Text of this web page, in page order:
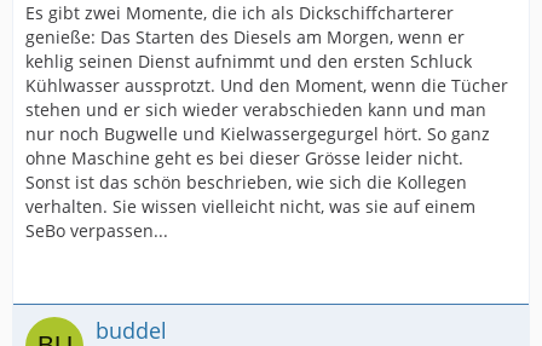
Es gibt zwei Momente, die ich als Dickschiffcharterer
genieße: Das Starten des Diesels am Morgen, wenn er
kehlig seinen Dienst aufnimmt und den ersten Schluck
Kühlwasser aussprotzt. Und den Moment, wenn die Tücher
stehen und er sich wieder verabschieden kann und man
nur noch Bugwelle und Kielwassergegurgel hört. So ganz
ohne Maschine geht es bei dieser Grösse leider nicht.
Sonst ist das schön beschrieben, wie sich die Kollegen
verhalten. Sie wissen vielleicht nicht, was sie auf einem
SeBo verpassen...
buddel